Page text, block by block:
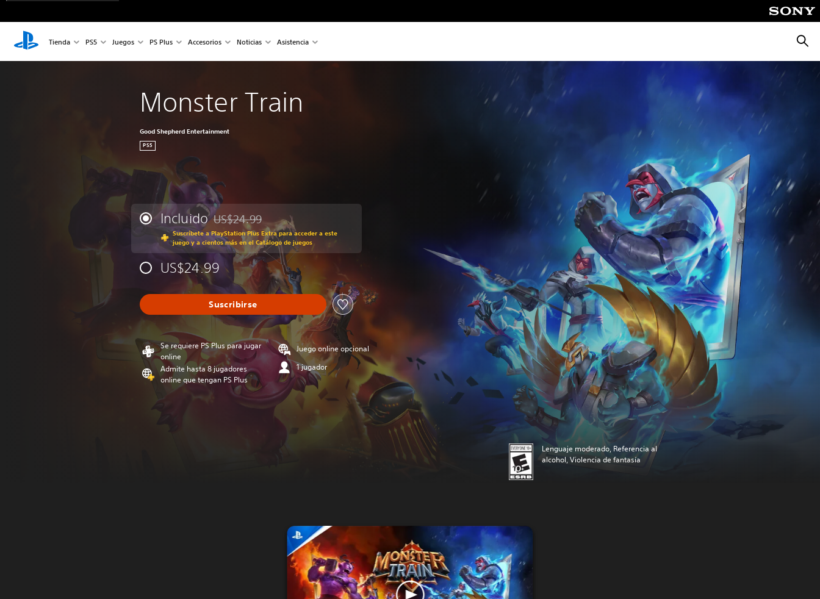
Tienda PS5 Juegos PS Plus Accesorios Noticias Asistencia
Monster Train
Good Shepherd Entertainment
PS5
Incluido Rebajado del precio original de US$24.99
US$24.99
Suscríbete a PlayStation Plus Extra para acceder a este
juego y a cientos más en el Catálogo de juegos
US$24.99
Suscribirse
Se requiere PS Plus para jugar
online
Admite hasta 8 jugadores
online que tengan PS Plus
Juego online opcional
1 jugador
Lenguaje moderado, Referencia al
alcohol, Violencia de fantasía